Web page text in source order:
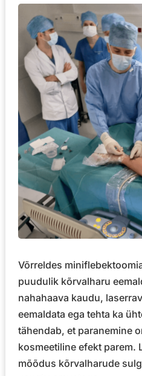
Võrreldes
puudulik kõrvalharu
nahahaava kaudu,
eemaldata ega tehta ka
tähendab, et paranemine
kosmeetiline efekt parem.
mõõdus kõrvalharude